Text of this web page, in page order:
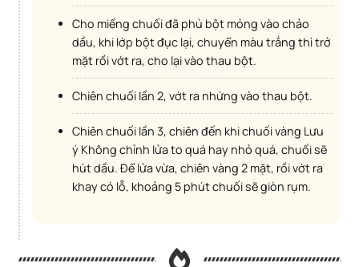
Cho miếng chuối đã phủ bột mỏng vào chảo
dầu, khi lớp bột đục lại, chuyển màu trắng thì trở
mặt rồi vớt ra, cho lại vào thau bột.
Chiên chuối lần 2, vớt ra nhứng vào thau bột.
Chiên chuối lần 3, chiên đến khi chuối vàng Lưu
ý Không chỉnh lửa to quá hay nhỏ quá, chuối sẽ
hút dầu. Để lửa vừa, chiên vàng 2 mặt, rồi vớt ra
khay có lỗ, khoảng 5 phút chuối sẽ giòn rụm.